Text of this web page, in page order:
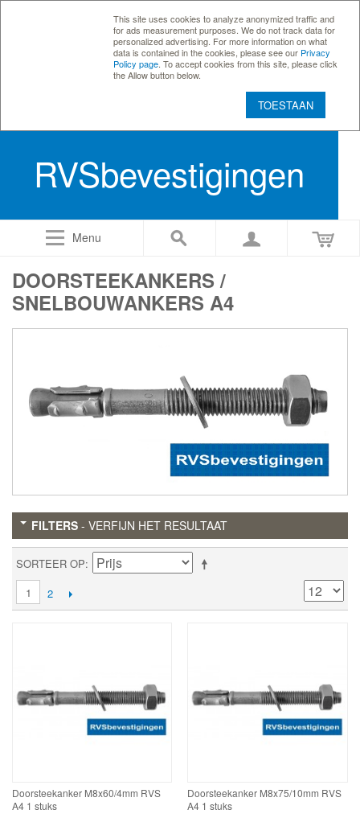
This site uses cookies to analyze anonymized traffic and
for ads measurement purposes. We do not track data for
personalized advertising. For more information on what
data is contained in the cookies, please see our Privacy
Policy page . To accept cookies from this site, please click
the Allow button below.
TOESTAAN
RVSbevestigingen
Menu
DOORSTEEKANKERS /
SNELBOUWANKERS A4
FILTERS - VERFIJN HET RESULTAAT
SORTEER OP
1
2
Doorsteekanker M8x60/4mm RVS
A4 1 stuks
Doorsteekanker M8x75/10mm RVS
A4 1 stuks